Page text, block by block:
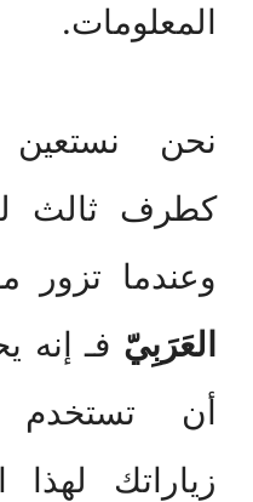
المعلومات.
نحن
كطرف ثالث
وعندما تزور
العَرَبِيّ فـ إنه
أن
زياراتك لهذا